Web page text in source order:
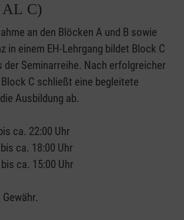
AL C)
an den Blöcken A und B sowie
in einem EH-Lehrgang bildet Block C
der Seminarreihe. Nach erfolgreicher
C schließt eine begleitete
Ausbildung ab.
ca. 22:00 Uhr
ca. 18:00 Uhr
ca. 15:00 Uhr